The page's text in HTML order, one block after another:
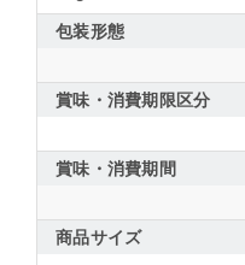
包装形態
賞味・消費期限区分
賞味・消費期間
商品サイズ